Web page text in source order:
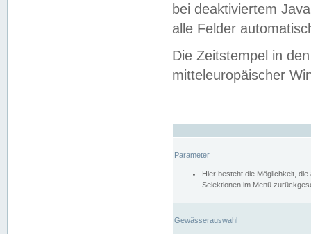
bei deaktiviertem
alle Felder
Die Zeitstempel in
mitteleuropäischer
Parameter
Hier besteht die Möglichkeit,
Selektionen im Menü
Gewässerauswahl